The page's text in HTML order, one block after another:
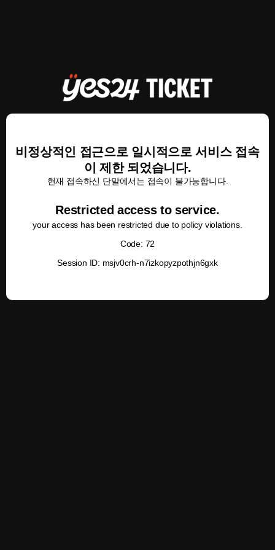
비정상적인 접근으로 일시적으로 서비스 접속
이 제한 되었습니다.
현재 접속하신 단말에서는 접속이 불가능합니다.
Restricted access to service.
your access has been restricted due to policy violations.
Code: 72
Session ID: msjv0crh-n7izkopyzpothjn6gxk